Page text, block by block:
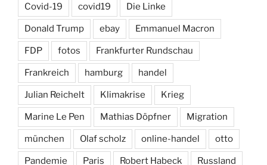
Covid-19 covid19 Die Linke
Donald Trump ebay Emmanuel Macron
FDP fotos Frankfurter Rundschau
Frankreich hamburg handel
Julian Reichelt Klimakrise Krieg
Marine Le Pen Mathias Döpfner Migration
münchen Olaf scholz online-handel otto
Pandemie Paris Robert Habeck Russland